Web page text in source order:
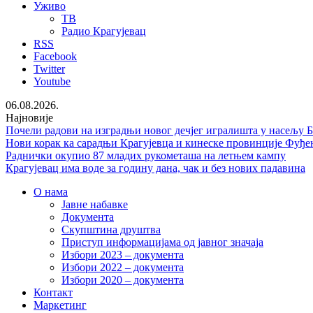
Уживо
ТВ
Радио Крагујевац
RSS
Facebook
Twitter
Youtube
06.08.2026.
Најновије
Почели радови на изградњи новог дечјег игралишта у насељу
Нови корак ка сарадњи Крагујевца и кинеске провинције
Раднички окупио 87 младих рукометаша на летњем кампу
Крагујевац има воде за годину дана, чак и без нових падавина
О нама
Јавне набавке
Документа
Скупштина друштва
Приступ информацијама од јавног значаја
Избори 2023 – документа
Избори 2022 – документа
Избори 2020 – документа
Контакт
Маркетинг